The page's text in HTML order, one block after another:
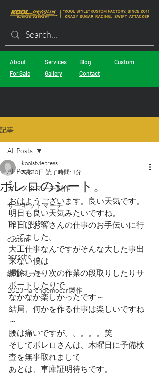
About
For Sale
Services
Gallery
Blog
Contact
Custom
記事
All Posts
ガンメタマーチ製作
サーキットマーチ
march custom
custom
porsche
緑なマーチ
2023marchdemocar製作
All Posts
ボレロのシート。
koolstylepress
5月30日 読了時間: 1分
おはようございます。良い天気です。
明日も良い天気みたいですね。
昨日はお客さんの仕事のお手伝いに行
ってました。
大工仕事なんですがそんな大した事出
来ない僕は
掃除したり次の作業の段取りしたりサ
ポートしたりで
なかなか楽しかったです～
結局、何かを作る仕事は楽しいですね
～
腰は痛いですが。。。。。笑
そしてボレロさんは、木曜日に予備検
査を無事取れまして
あとは、車庫証明待ちです。